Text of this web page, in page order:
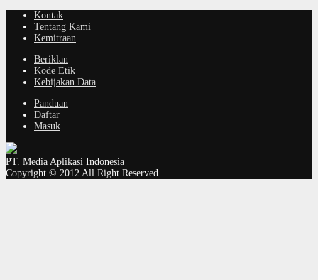
Kontak
Tentang Kami
Kemitraan
Beriklan
Kode Etik
Kebijakan Data
Panduan
Daftar
Masuk
PT. Media Aplikasi Indonesia
Copyright © 2012 All Right Reserved